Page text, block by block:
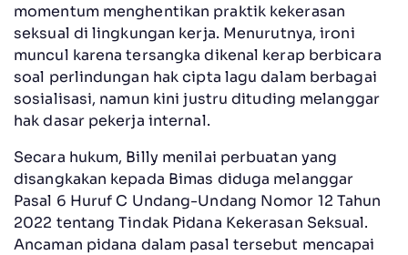
momentum menghentikan praktik kekerasan
seksual di lingkungan kerja. Menurutnya, ironi
muncul karena tersangka dikenal kerap berbicara
soal perlindungan hak cipta lagu dalam berbagai
sosialisasi, namun kini justru dituding melanggar
hak dasar pekerja internal.
Secara hukum, Billy menilai perbuatan yang
disangkakan kepada Bimas diduga melanggar
Pasal 6 Huruf C Undang-Undang Nomor 12 Tahun
2022 tentang Tindak Pidana Kekerasan Seksual.
Ancaman pidana dalam pasal tersebut mencapai